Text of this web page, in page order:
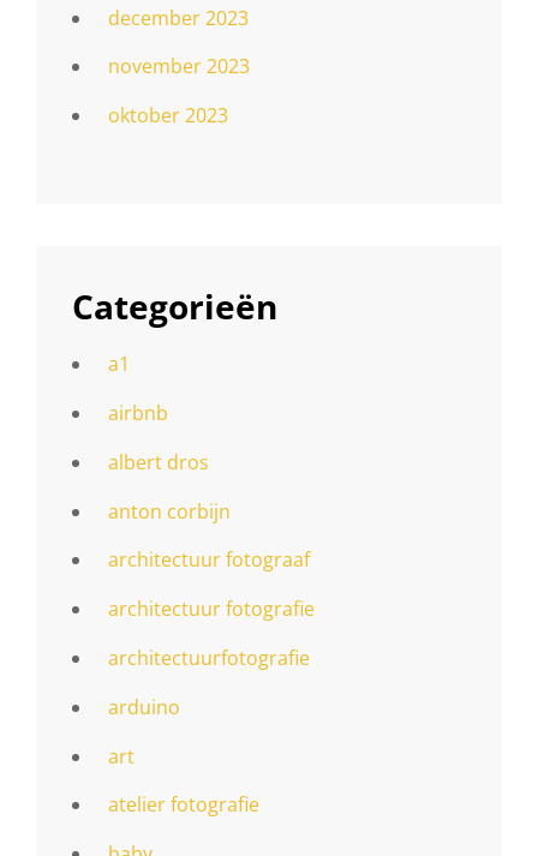
december 2023
november 2023
oktober 2023
Categorieën
a1
airbnb
albert dros
anton corbijn
architectuur fotograaf
architectuur fotografie
architectuurfotografie
arduino
art
atelier fotografie